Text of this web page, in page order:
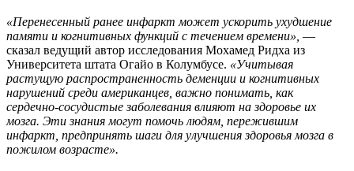
«Перенесенный ранее инфаркт может ускорить ухудшение
памяти и когнитивных функций с течением времени», —
сказал ведущий автор исследования Мохамед Ридха из
Университета штата Огайо в Колумбусе. «Учитывая
растущую распространенность деменции и когнитивных
нарушений среди американцев, важно понимать, как
сердечно-сосудистые заболевания влияют на здоровье их
мозга. Эти знания могут помочь людям, пережившим
инфаркт, предпринять шаги для улучшения здоровья мозга в
пожилом возрасте».